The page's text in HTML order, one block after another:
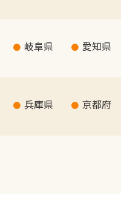
岐阜県 愛知県
兵庫県 京都府